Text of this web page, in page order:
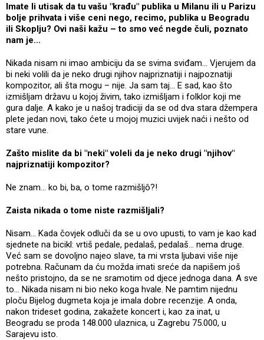
Imate li utisak da tu vašu "krađu" publika u Milanu ili u Parizu
bolje prihvata i više ceni nego, recimo, publika u Beogradu
ili Skoplju? Ovi naši kažu – to smo već negde čuli, poznato
nam je...
Nikada nisam ni imao ambiciju da se svima sviđam... Vjerujem da
bi neki volili da je neko drugi njihov najpriznatiji i najpoznatiji
kompozitor, ali šta mogu – nije. Ja sam taj... E sad, kao što
izmišljam državu u kojoj živim, tako izmišljam i folklor koji me
gura dalje. A kako je u našoj tradiciji da se od dva stara džempera
plete jedan novi, tako ćete u mojoj muzici uvijek naći i nešto od
stare vune.
Zašto mislite da bi "neki" voleli da je neko drugi "njihov"
najpriznatiji kompozitor?
Ne znam... ko bi, ba, o tome razmišljô?!
Zaista nikada o tome niste razmišljali?
Nisam... Kada čovjek odluči da se u ovo upusti, to vam je kao kad
sjednete na bicikl: vrtiš pedale, pedalaš, pedalaš... nema druge.
Već sam se dovoljno najeo slave, ta mi vrsta ljubavi više nije
potrebna. Računam da ću možda imati sreće da napišem još
nešto pristojno, da se ne sramotim od djece jednoga dana. A sve
to... Nikada nisam ni bio neko koga hvale. Ne pamtim nijednu
ploču Bijelog dugmeta koja je imala dobre recenzije. A onda,
nakon trideset godina, zakažete koncert i, kao za inat, u
Beogradu se proda 148.000 ulaznica, u Zagrebu 75.000, u
Sarajevu isto.